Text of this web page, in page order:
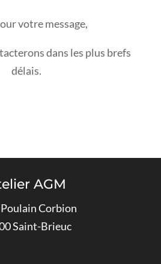
votre message,
dans les plus brefs
délais.
AGM
Corbion
Saint-Brieuc